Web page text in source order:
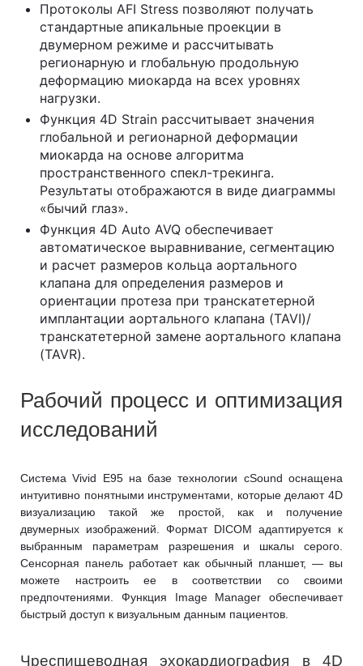
Протоколы AFI Stress позволяют получать
стандартные апикальные проекции в
двумерном режиме и рассчитывать
регионарную и глобальную продольную
деформацию миокарда на всех уровнях
нагрузки.
Функция 4D Strain рассчитывает значения
глобальной и регионарной деформации
миокарда на основе алгоритма
пространственного спекл-трекинга.
Результаты отображаются в виде диаграммы
«бычий глаз».
Функция 4D Auto AVQ обеспечивает
автоматическое выравнивание, сегментацию
и расчет размеров кольца аортального
клапана для определения размеров и
ориентации протеза при транскатетерной
имплантации аортального клапана (TAVI)/
транскатетерной замене аортального клапана
(TAVR).
Рабочий процесс и оптимизация
исследований
Система Vivid E95 на базе технологии cSound оснащена
интуитивно понятными инструментами, которые делают 4D
визуализацию такой же простой, как и получение
двумерных изображений. Формат DICOM адаптируется к
выбранным параметрам разрешения и шкалы серого.
Сенсорная панель работает как обычный планшет, — вы
можете настроить ее в соответствии со своими
предпочтениями. Функция Image Manager обеспечивает
быстрый доступ к визуальным данным пациентов.
Чреспищеводная эхокардиография в 4D